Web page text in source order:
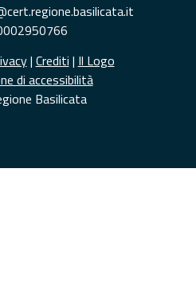
| Crediti | Il Logo
di accessibilità
Basilicata